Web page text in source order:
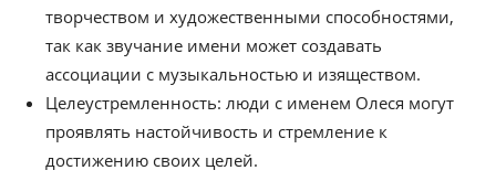
творчеством и художественными способностями,
так как звучание имени может создавать
ассоциации с музыкальностью и изяществом.
Целеустремленность: люди с именем Олеся могут
проявлять настойчивость и стремление к
достижению своих целей.